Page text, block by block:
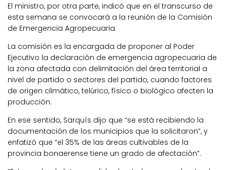
El ministro, por otra parte, indicó que en el transcurso de
esta semana se convocará a la reunión de la Comisión
de Emergencia Agropecuaria.
La comisión es la encargada de proponer al Poder
Ejecutivo la declaración de emergencia agropecuaria de
la zona afectada con delimitación del área territorial a
nivel de partido o sectores del partido, cuando factores
de origen climático, telúrico, físico o biológico afecten la
producción.
En ese sentido, Sarquís dijo que “se está recibiendo la
documentación de los municipios que la solicitaron”, y
enfatizó que “el 35% de las áreas cultivables de la
provincia bonaerense tiene un grado de afectación”.